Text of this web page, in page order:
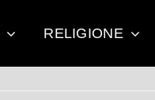
RELIGIONE